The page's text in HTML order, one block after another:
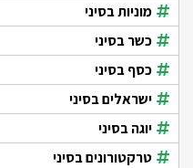
מוניות בסיני
כשר בסיני
כסף בסיני
ישראלים בסיני
יוגה בסיני
טרקטורונים בסיני